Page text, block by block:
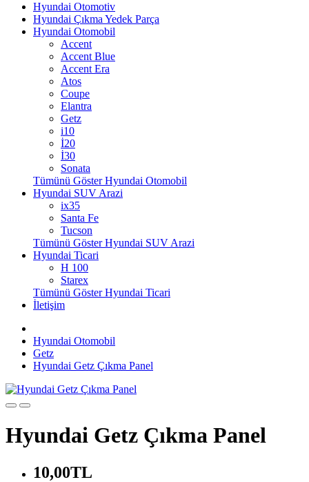
Hyundai Otomotiv
Hyundai Çıkma Yedek Parça
Hyundai Otomobil
Accent
Accent Blue
Accent Era
Atos
Coupe
Elantra
Getz
i10
İ20
İ30
Sonata
Tümünü Göster Hyundai Otomobil
Hyundai SUV Arazi
ix35
Santa Fe
Tucson
Tümünü Göster Hyundai SUV Arazi
Hyundai Ticari
H 100
Starex
Tümünü Göster Hyundai Ticari
İletişim
Hyundai Otomobil
Getz
Hyundai Getz Çıkma Panel
Hyundai Getz Çıkma Panel
10,00TL